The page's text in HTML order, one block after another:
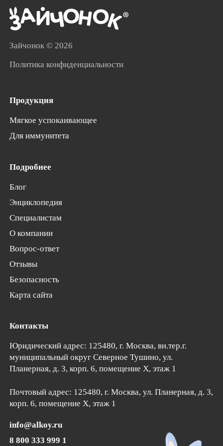
Зайчонок © 2026
Политика конфиденциальности
Продукция
Мягкое успокаивающее
Для иммунитета
Подробнее
Блог
Энциклопедия
Специалистам
О компании
Вопрос-ответ
Отзывы
Безопасность
Карта сайта
Контакты
Юридический адрес: 125480, г. Москва, вн.тер.г.
муниципальный округ Северное Тушино,ул.
Планерная, д. 3, корп. 6, помещение Х, этаж 1
Почтовый адрес: 125480, г.Москва, ул. Планерная, д. 3,
корп. 6, помещение Х, этаж 1
info@alkoy.ru
8 800 333 999 1